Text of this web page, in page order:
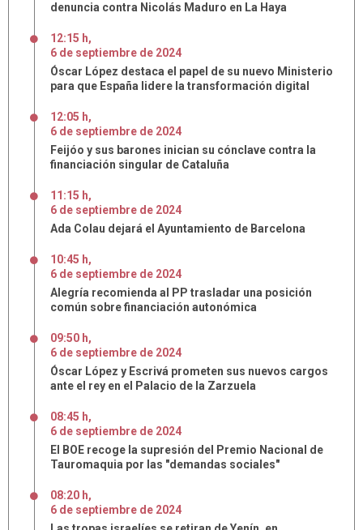
denuncia contra Nicolás Maduro en La Haya
12:15 h,
6 de septiembre de 2024
Óscar López destaca el papel de su nuevo Ministerio
para que España lidere la transformación digital
12:05 h,
6 de septiembre de 2024
Feijóo y sus barones inician su cónclave contra la
financiación singular de Cataluña
11:15 h,
6 de septiembre de 2024
Ada Colau dejará el Ayuntamiento de Barcelona
10:45 h,
6 de septiembre de 2024
Alegría recomienda al PP trasladar una posición
común sobre financiación autonómica
09:50 h,
6 de septiembre de 2024
Óscar López y Escrivá prometen sus nuevos cargos
ante el rey en el Palacio de la Zarzuela
08:45 h,
6 de septiembre de 2024
El BOE recoge la supresión del Premio Nacional de
Tauromaquia por las "demandas sociales"
08:20 h,
6 de septiembre de 2024